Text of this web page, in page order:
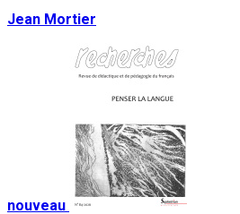
Jean Mortier
nouveau